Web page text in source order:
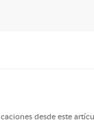
desde este